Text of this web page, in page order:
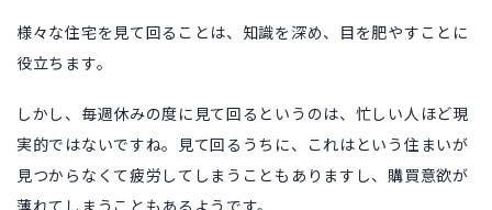
様々な住宅を見て回ることは、知識を深め、目を肥やすことに
役立ちます。
しかし、毎週休みの度に見て回るというのは、忙しい人ほど現
実的ではないですね。見て回るうちに、これはという住まいが
見つからなくて疲労してしまうこともありますし、購買意欲が
薄れてしまうこともあるようです。